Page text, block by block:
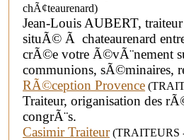
chÃ¢teaurenard)
Jean-Louis AUBERT,
situÃ© Ã chateaurenard
crÃ©e votre Ã©vÃ¨nement
communions, sÃ©minaires,
RÃ©ception Provence
Traiteur, origanisation des
congrÃ¨s.
Casimir Traiteur(TRAITEURS